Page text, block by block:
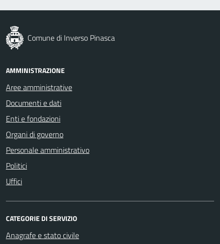
Comune di Inverso Pinasca
AMMINISTRAZIONE
Aree amministrative
Documenti e dati
Enti e fondazioni
Organi di governo
Personale amministrativo
Politici
Uffici
CATEGORIE DI SERVIZIO
Anagrafe e stato civile